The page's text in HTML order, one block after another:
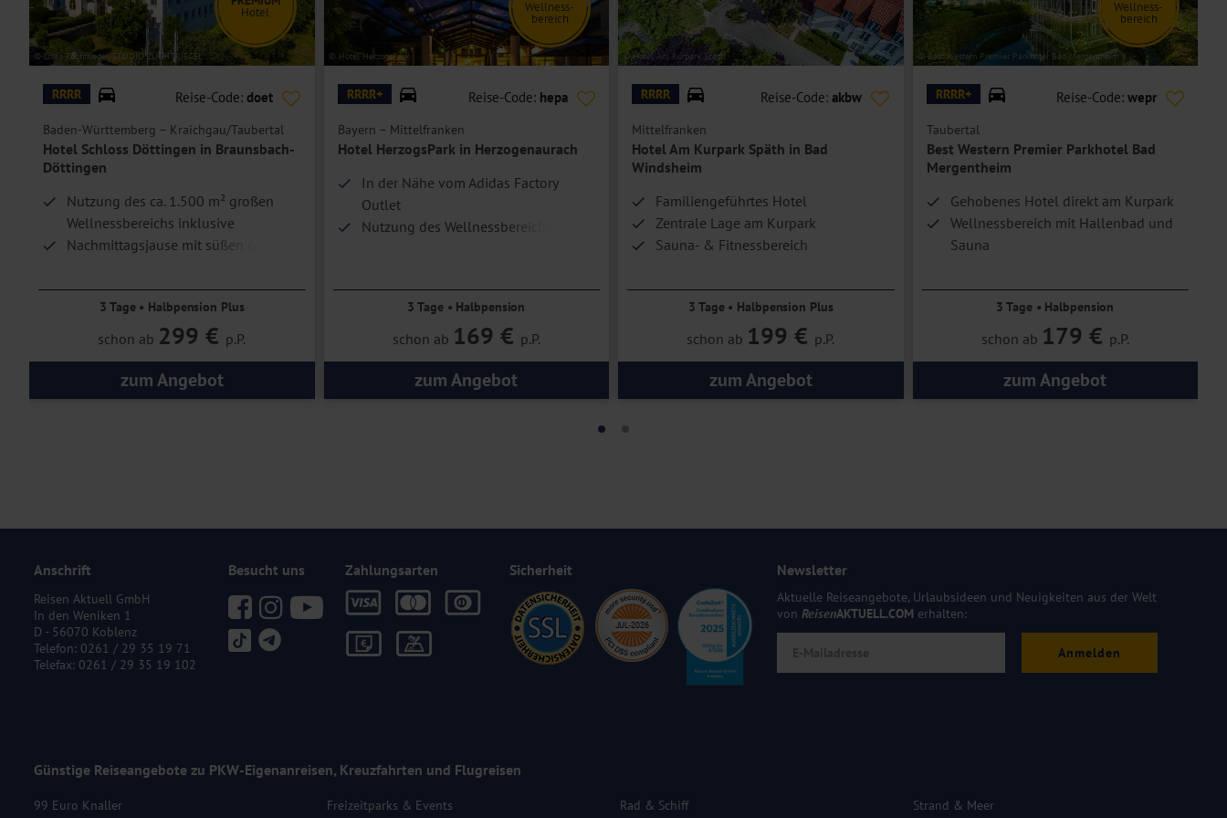
Einzelzimmer umfassen bei gleicher Ausstattung wie die Doppelzimmer Parkblick eine Schlafmöglichkeit für eine Person.
Hoteleinrichtungen und Zimmerausstattung teilweise gegen Gebühr.
© Louis Zuchtriegel, STUDIO ZUCHTRIEGEL
Hotel
RRRR Reise-Code: doet
Baden-Württemberg – Kraichgau/Taubertal
Hotel Schloss Döttingen in Braunsbach-
Döttingen
Nutzung des ca. 1.500 m² großen
Wellnessbereichs inklusive
Nachmittagsjause mit süßen oder
3 Tage • Halbpension Plus
schon ab 299 € p.P.
zum Angebot
© Hotel HerzogsPark
Wellness-
bereich
RRRR+ Reise-Code: hepa
Bayern – Mittelfranken
Hotel HerzogsPark in Herzogenaurach
In der Nähe vom Adidas Factory
Outlet
Nutzung des Wellnessbereichs
3 Tage • Halbpension
schon ab 169 € p.P.
zum Angebot
© Hotel Am Kurpark Späth
RRRR Reise-Code: akbw
Mittelfranken
Hotel Am Kurpark Späth in Bad
Windsheim
Familiengeführtes Hotel
Zentrale Lage am Kurpark
Sauna- & Fitnessbereich
3 Tage • Halbpension Plus
schon ab 199 € p.P.
zum Angebot
© Best Western Premier Parkhotel Bad Mergentheim
Wellness-
bereich
RRRR+ Reise-Code: wepr
Taubertal
Best Western Premier Parkhotel Bad
Mergentheim
Gehobenes Hotel direkt am Kurpark
Wellnessbereich mit Hallenbad und
Sauna
Therme
3 Tage • Halbpension
schon ab 179 € p.P.
zum Angebot
Anschrift
Reisen Aktuell GmbH
In den Weniken 1
D - 56070 Koblenz
Telefon: 0261 / 29 35 19 71
Telefax: 0261 / 29 35 19 102
Besucht uns Zahlungsarten Sicherheit Newsletter
Aktuelle Reiseangebote, Urlaubsideen und Neuigkeiten aus der Welt
von ReisenAKTUELL.COM erhalten:
Anmelden
Günstige Reiseangebote zu PKW-Eigenanreisen, Kreuzfahrten und Flugreisen
99 Euro Knaller
Freizeitparks & Events
Rad & Schiff
Strand & Meer